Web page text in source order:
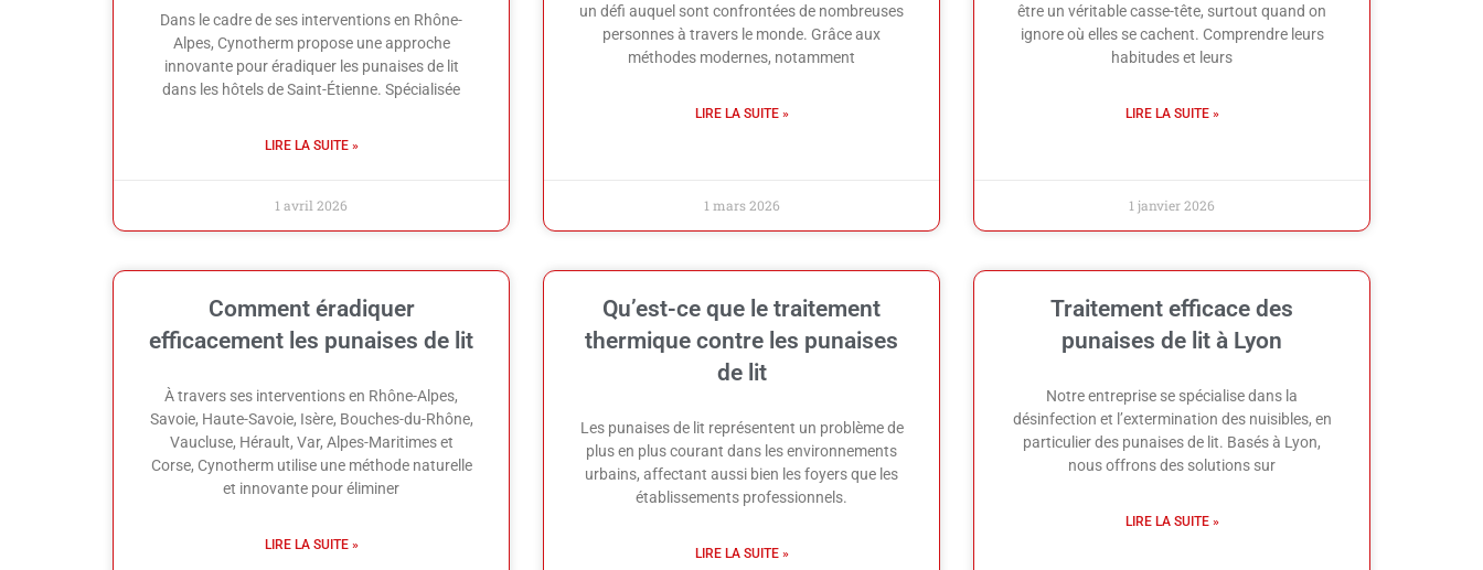
Dans le cadre de ses interventions en Rhône-
Alpes, Cynotherm propose une approche
innovante pour éradiquer les punaises de lit
dans les hôtels de Saint-Étienne. Spécialisée
LIRE LA SUITE »
1 avril 2026
un défi auquel sont confrontées de nombreuses
personnes à travers le monde. Grâce aux
méthodes modernes, notamment
LIRE LA SUITE »
1 mars 2026
être un véritable casse-tête, surtout quand on
ignore où elles se cachent. Comprendre leurs
habitudes et leurs
LIRE LA SUITE »
1 janvier 2026
Comment éradiquer
efficacement les punaises de lit
À travers ses interventions en Rhône-Alpes,
Savoie, Haute-Savoie, Isère, Bouches-du-Rhône,
Vaucluse, Hérault, Var, Alpes-Maritimes et
Corse, Cynotherm utilise une méthode naturelle
et innovante pour éliminer
LIRE LA SUITE »
Qu’est-ce que le traitement
thermique contre les punaises
de lit
Les punaises de lit représentent un problème de
plus en plus courant dans les environnements
urbains, affectant aussi bien les foyers que les
établissements professionnels.
LIRE LA SUITE »
Traitement efficace des
punaises de lit à Lyon
Notre entreprise se spécialise dans la
désinfection et l’extermination des nuisibles, en
particulier des punaises de lit. Basés à Lyon,
nous offrons des solutions sur
LIRE LA SUITE »